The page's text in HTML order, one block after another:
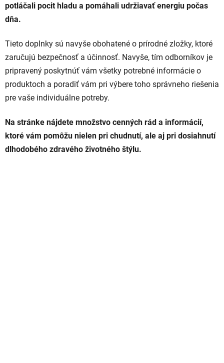
potláčali pocit hladu a pomáhali udržiavať energiu počas
dňa.
Tieto doplnky sú navyše obohatené o prírodné zložky, ktoré
zaručujú bezpečnosť a účinnosť. Navyše, tím odborníkov je
pripravený poskytnúť vám všetky potrebné informácie o
produktoch a poradiť vám pri výbere toho správneho riešenia
pre vaše individuálne potreby.
Na stránke nájdete množstvo cenných rád a informácií,
ktoré vám pomôžu nielen pri chudnutí, ale aj pri dosiahnutí
dlhodobého zdravého životného štýlu.